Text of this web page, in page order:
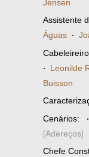
Jensen
Assistente
Águas ·
· Leonilde
Buisson
Cenários: ·
[Adereços]
Chefe